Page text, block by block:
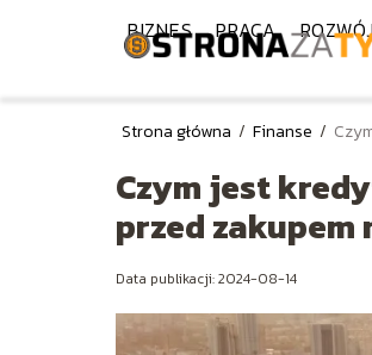
BIZNES PRACA
Strona główna / Finanse /
Czym jest
przed zakupem
Data publikacji: 2024-08-14